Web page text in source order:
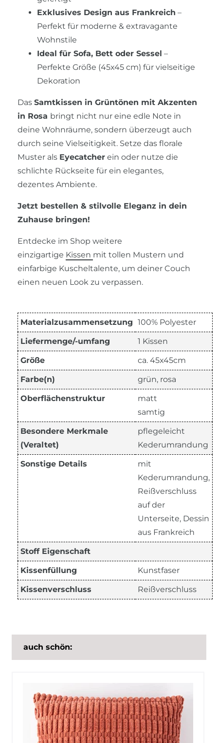
Exklusives Design aus Frankreich –
Perfekt für moderne & extravagante
Wohnstile
Ideal für Sofa, Bett oder Sessel –
Perfekte Größe (45x45 cm) für vielseitige
Dekoration
Das Samtkissen in Grüntönen mit Akzenten
in Rosa bringt nicht nur eine edle Note in
deine Wohnräume, sondern überzeugt auch
durch seine Vielseitigkeit. Setze das florale
Muster als Eyecatcher ein oder nutze die
schlichte Rückseite für ein elegantes,
dezentes Ambiente.
Jetzt bestellen & stilvolle Eleganz in dein
Zuhause bringen!
Entdecke im Shop weitere
einzigartige Kissen mit tollen Mustern und
einfarbige Kuscheltalente, um deiner Couch
einen neuen Look zu verpassen.
Materialzusammensetzung 100% Polyester
Liefermenge/-umfang 1 Kissen
Größe ca. 45x45cm
Farbe(n) grün, rosa
Oberflächenstruktur
matt
samtig
Besondere Merkmale
(Veraltet)
pflegeleicht
Kederumrandung
Sonstige Details
mit
Kederumrandung,
Reißverschluss
auf der
Unterseite, Dessin
aus Frankreich
Stoff Eigenschaft
Kissenfüllung Kunstfaser
Kissenverschluss Reißverschluss
auch schön: